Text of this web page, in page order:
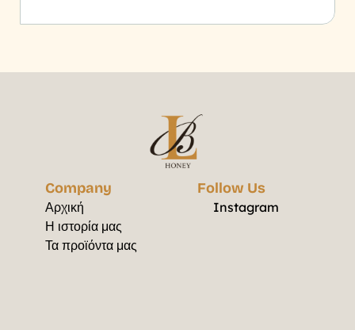
Company
Αρχική
Η ιστορία μας
Τα προϊόντα μας
Follow Us
Instagram